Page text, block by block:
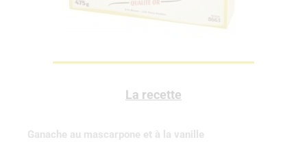
La recette
Ganache au mascarpone et à la vanille